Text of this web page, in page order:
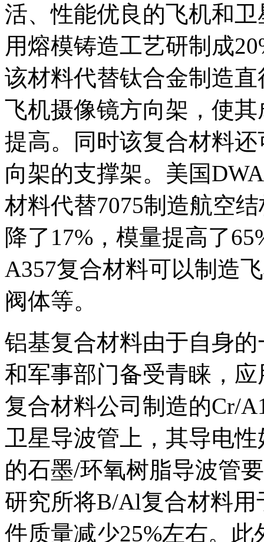
活、性能优良的飞机和卫
用熔模铸造工艺研制成
该材料代替钛合金制造直
飞机摄像镜方向架，使
提高。同时该复合材料
向架的支撑架。美国
材料代替7075制造航空
降了17%，模量提高了
A357复合材料可以制造
阀体等。
铝基复合材料由于自身
和军事部门备受青睐，
复合材料公司制造的Cr/
卫星导波管上，其导电
的石墨/环氧树脂导波管
研究所将B/Al复合材料
件质量减少25%左右。